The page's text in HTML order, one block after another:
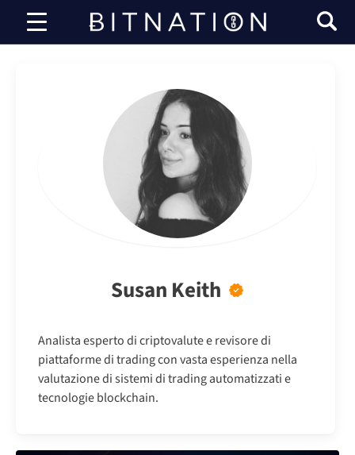
Bitnazione
Susan Keith
Analista esperto di criptovalute e revisore di
piattaforme di trading con vasta esperienza nella
valutazione di sistemi di trading automatizzati e
tecnologie blockchain.